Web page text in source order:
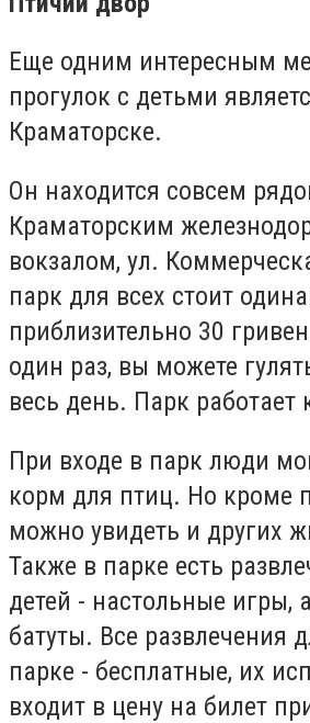
Еще одним интересным
прогулок с детьми
Краматорске.
Он находится совсем
Краматорским
вокзалом, ул.
парк для всех стоит
приблизительно 30
один раз, вы можете
весь день. Парк
При входе в парк люди
корм для птиц. Но кроме
можно увидеть и других
Также в парке есть
детей - настольные игры,
батуты. Все развлечения
парке - бесплатные, их
входит в цену на билет